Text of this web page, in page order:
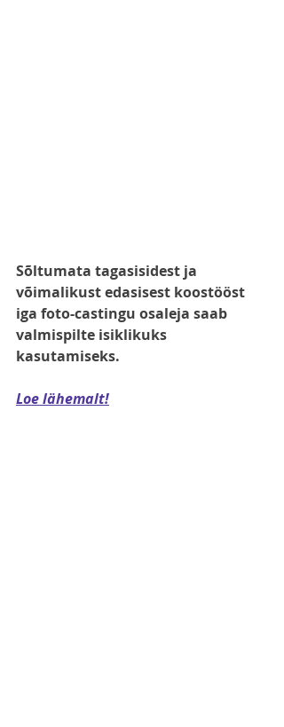
Sõltumata tagasisidest ja
võimalikust edasisest koostööst
iga foto-castingu osaleja saab
valmispilte isiklikuks
kasutamiseks.
Loe lähemalt!